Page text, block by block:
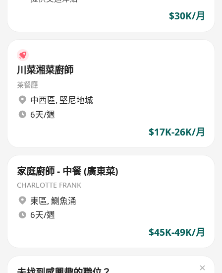
$30K/月
川菜湘菜廚師
茶餐廳
中西區, 堅尼地城
6天/週
$17K-26K/月
家庭廚師 - 中餐 (廣東菜)
CHARLOTTE FRANK
東區, 鰂魚涌
6天/週
$45K-49K/月